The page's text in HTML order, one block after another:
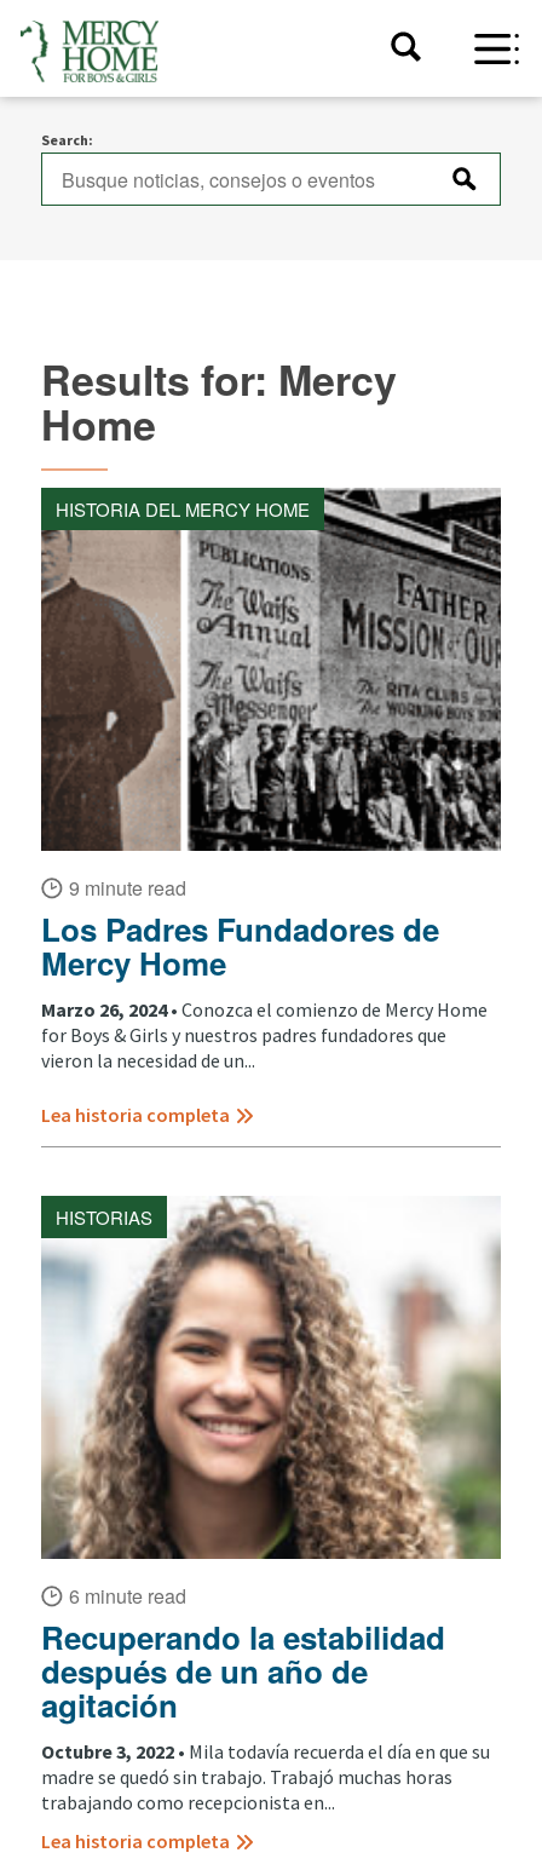
Search:
Results for: Mercy
Home
HISTORIA DEL MERCY HOME
9 minute read
Los Padres Fundadores de
Mercy Home
Marzo 26, 2024 • Conozca el comienzo de Mercy Home
for Boys & Girls y nuestros padres fundadores que
vieron la necesidad de un...
Lea historia completa
HISTORIAS
6 minute read
Recuperando la estabilidad
después de un año de
agitación
Octubre 3, 2022 • Mila todavía recuerda el día en que su
madre se quedó sin trabajo. Trabajó muchas horas
trabajando como recepcionista en...
Lea historia completa